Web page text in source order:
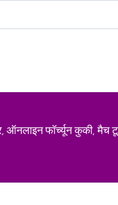
ऑनलाइन फॉर्च्यून कुकी, मैच